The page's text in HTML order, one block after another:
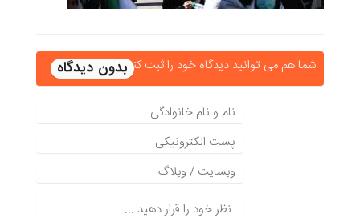
شما هم می توانید دیدگاه خود را ثبت کنید